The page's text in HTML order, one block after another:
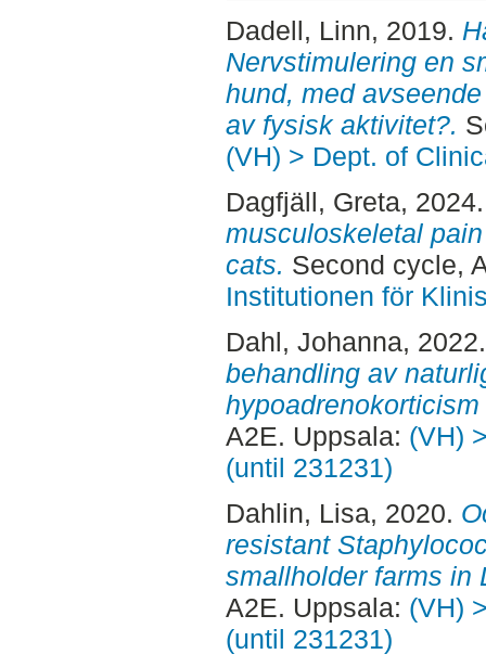
Dadell, Linn, 2019.
Nervstimulering en
hund, med
av fysisk aktivitet?.
(VH) > Dept. of
Dagfjäll, Greta,
musculoskeletal
cats. Second cycle,
Institutionen för
Dahl, Johanna,
behandling av
A2E. Uppsala: (VH)
(until 231231)
Dahlin, Lisa, 2020.
resistant
smallholder farms in
A2E. Uppsala: (VH)
(until 231231)